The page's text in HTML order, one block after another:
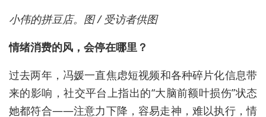
小伟的拼豆店。图 / 受访者供图
情绪消费的风，会停在哪里？
过去两年，冯媛一直焦虑短视频和各种碎片化信息带
来的影响，社交平台上指出的“大脑前额叶损伤”状态
她都符合——注意力下降，容易走神，难以执行，情